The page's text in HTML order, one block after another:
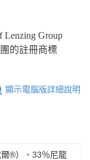
Lenzing Group
的註冊商標
顯示電腦版詳細說明
®）、33％尼龍